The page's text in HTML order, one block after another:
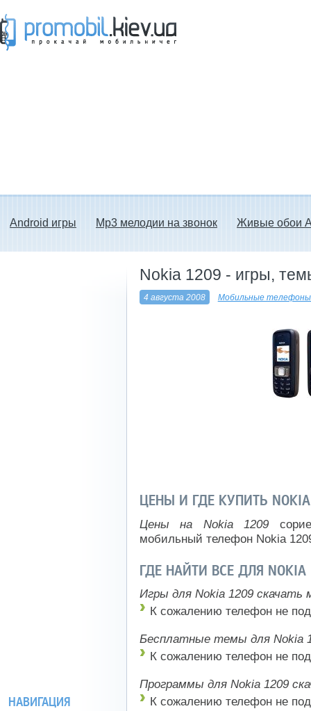
Android игры Mp3 мелодии на звонок Живые обои
Nokia 1209 - игры,
4 августа 2008 Мобильные телефоны
ЦЕНЫ И ГДЕ КУПИТЬ
Цены на Nokia 1209
мобильный телефон Nokia
ГДЕ НАЙТИ ВСЕ ДЛЯ
Игры для Nokia 1209 скачать
К сожалению телефон не
Бесплатные темы для Nokia
К сожалению телефон не
Программы для Nokia 1209
К сожалению телефон не
НАВИГАЦИЯ